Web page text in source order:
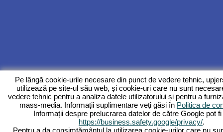
Pe lângă cookie-urile necesare din punct de vedere tehnic,
utilizează pe site-ul său web, și cookie-uri care nu sunt
vedere tehnic pentru a analiza datele utilizatorului și pentru a
mass-media. Informații suplimentare veți găsi în Politica de
Informații despre prelucrarea datelor de către Google pot
https://business.safety.google/privacy/.
Pentru a da consimțământul la utilizarea cookie-urilor care nu